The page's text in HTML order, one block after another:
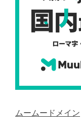
ムームードメイン